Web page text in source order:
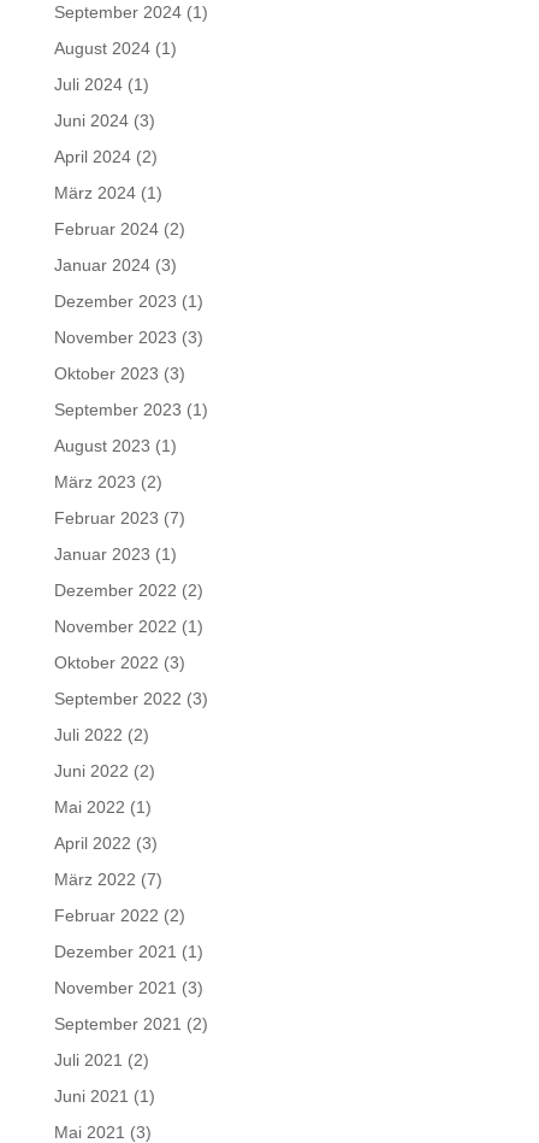
September 2024(1)
August 2024(1)
Juli 2024(1)
Juni 2024(3)
April 2024(2)
März 2024(1)
Februar 2024(2)
Januar 2024(3)
Dezember 2023 (1)
November 2023 (3)
Oktober 2023 (3)
September 2023 (1)
August 2023 (1)
März 2023 (2)
Februar 2023 (7)
Januar 2023 (1)
Dezember 2022 (2)
November 2022 (1)
Oktober 2022 (3)
September 2022 (3)
Juli 2022 (2)
Juni 2022 (2)
Mai 2022 (1)
April 2022 (3)
März 2022 (7)
Februar 2022 (2)
Dezember 2021 (1)
November 2021 (3)
September 2021 (2)
Juli 2021 (2)
Juni 2021 (1)
Mai 2021 (3)